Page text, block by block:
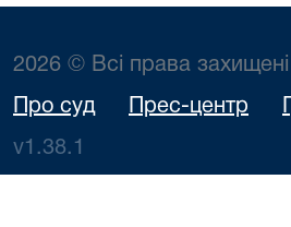
2026 © Всі права захищені
Про суд Прес-центр
v1.38.1